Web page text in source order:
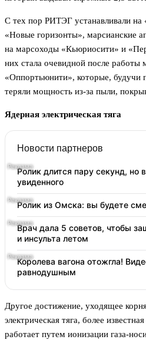
С тех пор РИТЭГ устанавливали
«Новые горизонты», марсианские
на марсоходы «Кьюриосити» и
них стала очевидной после работы
«Оппортьюнити», которые, будучи
теряли мощность из-за пыли,
Ядерная электрическая тяга
Новости партнеров
Ролик длится пару секунд, но
увиденного
Ролик из Омска: вы будете
Врач дала 5 советов, чтобы
и инсульта летом
Королева вагона отожгла!
равнодушным
Другое достижение, уходящее
электрическая тяга, более
работает путем ионизации газа-